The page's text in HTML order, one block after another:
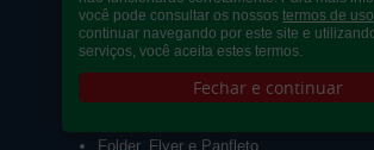
Adesivos
Pastas
Folder, Flyer e Panfleto
você pode consultar os nossostermos de uso
continuar navegando por este site e
serviços, você aceita estes termos.
Fechar e continuar